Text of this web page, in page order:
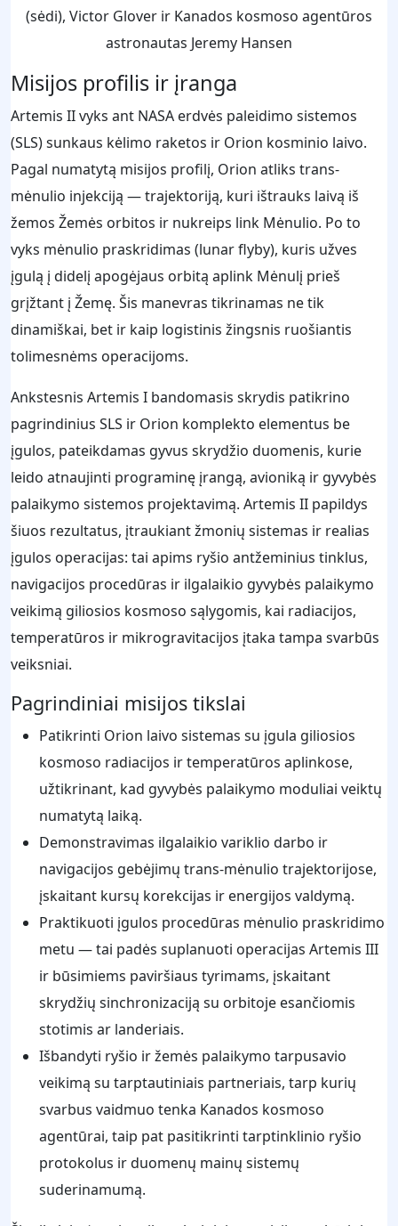
(sėdi), Victor Glover ir Kanados kosmoso agentūros
astronautas Jeremy Hansen
Misijos profilis ir įranga
Artemis II vyks ant NASA erdvės paleidimo sistemos
(SLS) sunkaus kėlimo raketos ir Orion kosminio laivo.
Pagal numatytą misijos profilį, Orion atliks trans-
mėnulio injekciją — trajektoriją, kuri ištrauks laivą iš
žemos Žemės orbitos ir nukreips link Mėnulio. Po to
vyks mėnulio praskridimas (lunar flyby), kuris užves
įgulą į didelį apogėjaus orbitą aplink Mėnulį prieš
grįžtant į Žemę. Šis manevras tikrinamas ne tik
dinamiškai, bet ir kaip logistinis žingsnis ruošiantis
tolimesnėms operacijoms.
Ankstesnis Artemis I bandomasis skrydis patikrino
pagrindinius SLS ir Orion komplekto elementus be
įgulos, pateikdamas gyvus skrydžio duomenis, kurie
leido atnaujinti programinę įrangą, avioniką ir gyvybės
palaikymo sistemos projektavimą. Artemis II papildys
šiuos rezultatus, įtraukiant žmonių sistemas ir realias
įgulos operacijas: tai apims ryšio antžeminius tinklus,
navigacijos procedūras ir ilgalaikio gyvybės palaikymo
veikimą giliosios kosmoso sąlygomis, kai radiacijos,
temperatūros ir mikrogravitacijos įtaka tampa svarbūs
veiksniai.
Pagrindiniai misijos tikslai
Patikrinti Orion laivo sistemas su įgula giliosios
kosmoso radiacijos ir temperatūros aplinkose,
užtikrinant, kad gyvybės palaikymo moduliai veiktų
numatytą laiką.
Demonstravimas ilgalaikio variklio darbo ir
navigacijos gebėjimų trans-mėnulio trajektorijose,
įskaitant kursų korekcijas ir energijos valdymą.
Praktikuoti įgulos procedūras mėnulio praskridimo
metu — tai padės suplanuoti operacijas Artemis III
ir būsimiems paviršiaus tyrimams, įskaitant
skrydžių sinchronizaciją su orbitoje esančiomis
stotimis ar landeriais.
Išbandyti ryšio ir žemės palaikymo tarpusavio
veikimą su tarptautiniais partneriais, tarp kurių
svarbus vaidmuo tenka Kanados kosmoso
agentūrai, taip pat pasitikrinti tarptinklinio ryšio
protokolus ir duomenų mainų sistemų
suderinamumą.